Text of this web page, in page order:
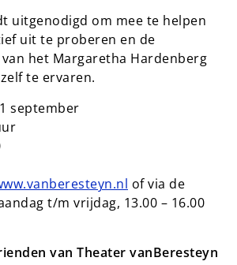
uitgenodigd om mee te helpen
uit te proberen en de
het Margaretha Hardenberg
te ervaren.
september
of via de
t/m vrijdag, 13.00 – 16.00
van Theater vanBeresteyn